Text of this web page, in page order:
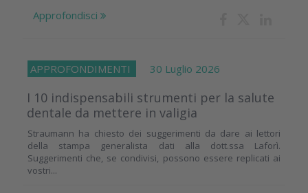
Approfondisci
APPROFONDIMENTI 30 Luglio 2026
I 10 indispensabili strumenti per la salute
dentale da mettere in valigia
Straumann ha chiesto dei suggerimenti da dare ai lettori
della stampa generalista dati alla dott.ssa Laforì.
Suggerimenti che, se condivisi, possono essere replicati ai
vostri...